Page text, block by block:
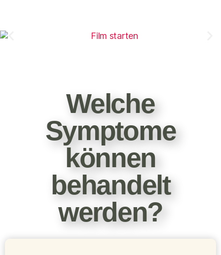
Welche
Symptome
können
behandelt
werden?